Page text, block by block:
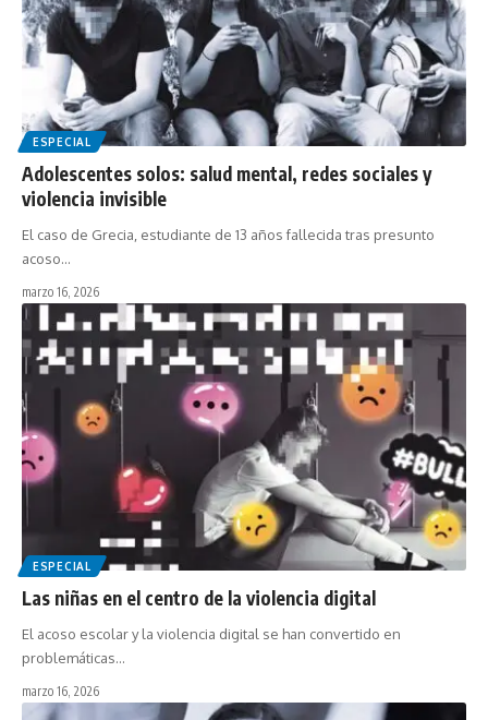
ESPECIAL
Adolescentes solos: salud mental, redes sociales y
violencia invisible
El caso de Grecia, estudiante de 13 años fallecida tras presunto
acoso…
marzo 16, 2026
ESPECIAL
Las niñas en el centro de la violencia digital
El acoso escolar y la violencia digital se han convertido en
problemáticas…
marzo 16, 2026